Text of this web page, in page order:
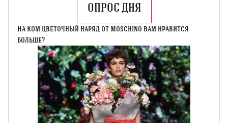
ОПРОС ДНЯ
На ком цветочный наряд от Moschino вам нравится
больше?